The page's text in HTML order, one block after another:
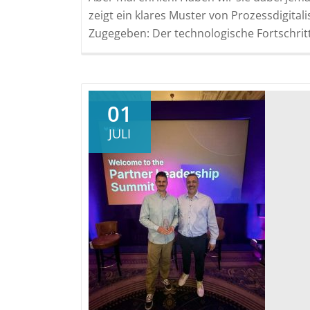
zeigt ein klares Muster von
Zugegeben: Der technologische
01
JULI